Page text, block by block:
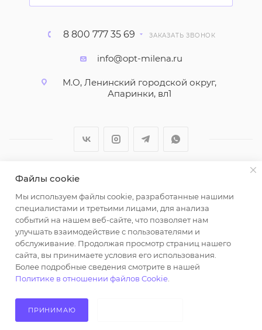
8 800 777 35 69 ЗАКАЗАТЬ ЗВОНОК
info@opt-milena.ru
М.О, Ленинский городской округ,
Апаринки, вл1
2026 © ООО "Вайт Текстиль групп"
Любая информация на сайте носит справочный
характер и не является публичной офертой
определяемой положениями пункта 2 статьи 437
Гражданского кодекса Российской Федерации.
Использование любых материалов, опубликованных
на https://opt-milena.ru, допустимо только при
наличии письменного разрешения редакции и
активной ссылки на https://opt-milena.ru
Файлы cookie
Мы используем файлы cookie, разработанные нашими
специалистами и третьими лицами, для анализа
событий на нашем веб-сайте, что позволяет нам
улучшать взаимодействие с пользователями и
обслуживание. Продолжая просмотр страниц нашего
сайта, вы принимаете условия его использования.
Более подробные сведения смотрите в нашей
Политике в отношении файлов Cookie
ПРИНИМАЮ